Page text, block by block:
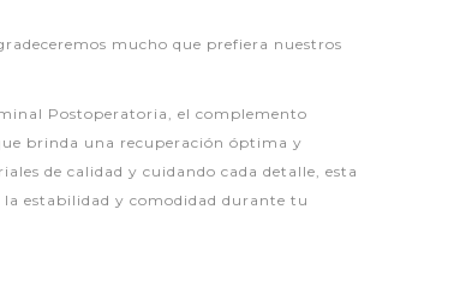
mucho que prefiera nuestros
Postoperatoria, el complemento
brinda una recuperación óptima y
de calidad y cuidando cada detalle, esta
estabilidad y comodidad durante tu